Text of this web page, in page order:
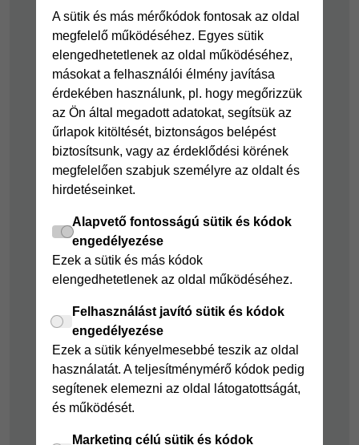
A sütik és más mérőkódok fontosak az oldal
megfelelő működéséhez. Egyes sütik
elengedhetetlenek az oldal működéséhez,
másokat a felhasználói élmény javítása
érdekében használunk, pl. hogy megőrizzük
az Ön által megadott adatokat, segítsük az
űrlapok kitöltését, biztonságos belépést
biztosítsunk, vagy az érdeklődési körének
megfelelően szabjuk személyre az oldalt és
hirdetéseinket.
Alapvető fontosságú sütik és kódok
engedélyezése
Ezek a sütik és más kódok
elengedhetetlenek az oldal működéséhez.
Felhasználást javító sütik és kódok
engedélyezése
Ezek a sütik kényelmesebbé teszik az oldal
használatát. A teljesítménymérő kódok pedig
segítenek elemezni az oldal látogatottságát,
és működését.
Marketing célú sütik és kódok
Tájékoztató
fogyatékkal élő
ügyfelek részére
Hitelkártya
Cofidis Hitelkártya
Joker részletfizetés
Áruhitel Expressz
Mindig Kéznél
kölcsön
Személyikölcsön
Cofidis személyi
kölcsön
Cofidis Bank
Mindig Kéznél
kölcsön
Takarékszámla
Pénzügyi Navigátor
Cofidis Bank a
Zöldebb Környezetért
Cofidis Bank a
Zöldebb Jövőért